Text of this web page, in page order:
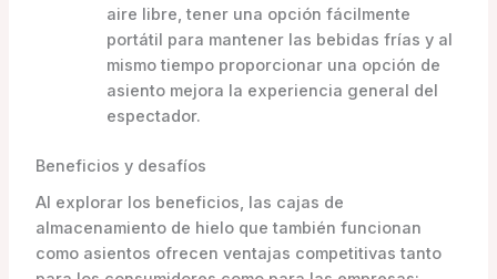
aire libre, tener una opción fácilmente
portátil para mantener las bebidas frías y al
mismo tiempo proporcionar una opción de
asiento mejora la experiencia general del
espectador.
Beneficios y desafíos
Al explorar los beneficios, las cajas de
almacenamiento de hielo que también funcionan
como asientos ofrecen ventajas competitivas tanto